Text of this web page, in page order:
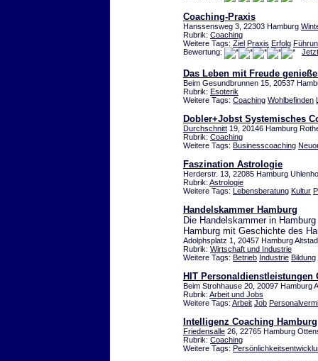
Coaching-Praxis
Hanssensweg 3, 22303 Hamburg
Rubrik: Coaching
Weitere Tags: Ziel Praxis Erfolg
Bewertung:
Das Leben mit Freude
Beim Gesundbrunnen 15, 20537
Rubrik: Esoterik
Weitere Tags: Coaching Wohlbefinden
Dobler+Jobst Systemisches
Durchschnitt 19, 20146 Hamburg
Rubrik: Coaching
Weitere Tags: Businesscoaching
Faszination Astrologie
Herderstr. 13, 22085 Hamburg
Rubrik: Astrologie
Weitere Tags: Lebensberatung Kultur
Handelskammer Hamburg
Die Handelskammer in
Hamburg mit Geschichte des
Adolphsplatz 1, 20457 Hamburg
Rubrik: Wirtschaft und Industrie
Weitere Tags: Betrieb Industrie Bildung
HIT Personaldienstleistungen
Beim Strohhause 20, 20097 Hamburg
Rubrik: Arbeit und Jobs
Weitere Tags: Arbeit Job
Intelligenz Coaching Hamburg
Friedensalle 26, 22765 Hamburg
Rubrik: Coaching
Weitere Tags: